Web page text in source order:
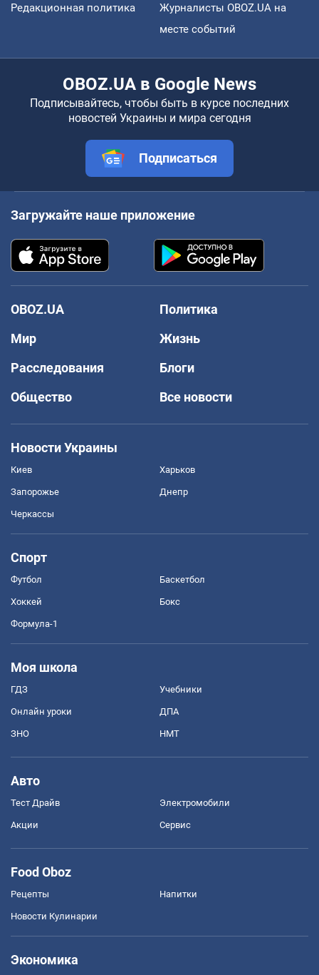
Редакционная политика
Журналисты OBOZ.UA на
месте событий
OBOZ.UA в Google News
Подписывайтесь, чтобы быть в курсе последних
новостей Украины и мира сегодня
Подписаться
Загружайте наше приложение
OBOZ.UA
Политика
Мир
Жизнь
Расследования
Блоги
Общество
Все новости
Новости Украины
Киев Харьков
Запорожье Днепр
Черкассы
Спорт
Футбол Баскетбол
Хоккей Бокс
Формула-1
Моя школа
ГДЗ Учебники
Онлайн уроки ДПА
ЗНО НМТ
Авто
Тест Драйв Электромобили
Акции Сервис
Food Oboz
Рецепты Напитки
Новости Кулинарии
Экономика